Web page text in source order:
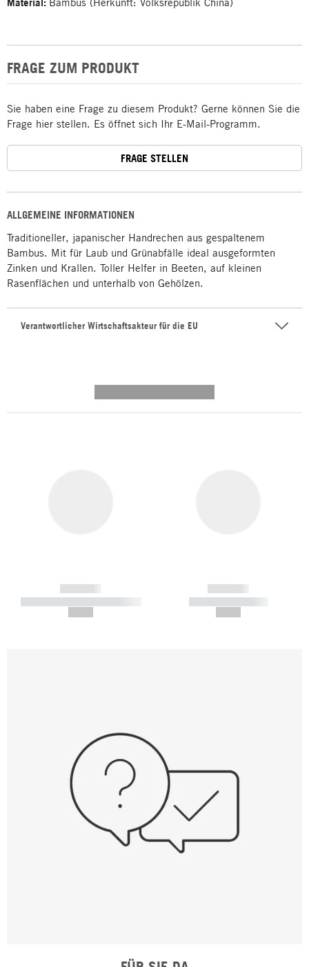
ALLGEMEINE INFORMATIONEN
Traditioneller, japanischer Handrechen aus gespaltenem
Bambus. Mit für Laub und Grünabfälle ideal ausgeformten
Zinken und Krallen. Toller Helfer in Beeten, auf kleinen
Rasenflächen und unterhalb von Gehölzen.
Verantwortlicher Wirtschaftsakteur für die EU
FRAGE ZUM PRODUKT
Sie haben eine Frage zu diesem Produkt? Gerne können Sie die
Frage hier stellen. Es öffnet sich Ihr E-Mail-Programm.
FRAGE STELLEN
------------
----------- ----------- -----------
------------
----------- -----------